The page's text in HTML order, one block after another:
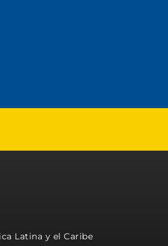
Latina y el Caribe